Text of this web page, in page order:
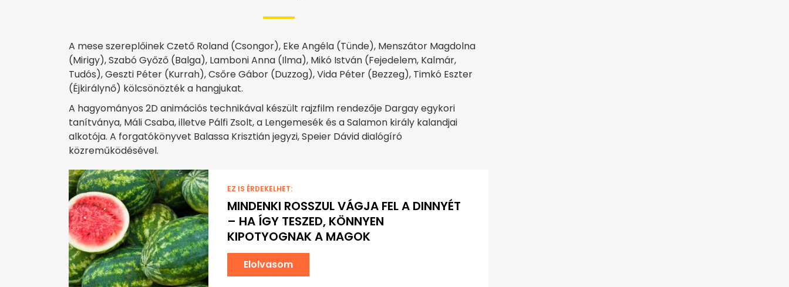
A mese szereplőinek Czető Roland (Csongor), Eke Angéla (Tünde), Menszátor Magdolna
(Mirigy), Szabó Győző (Balga), Lamboni Anna (Ilma), Mikó István (Fejedelem, Kalmár,
Tudós), Geszti Péter (Kurrah), Csőre Gábor (Duzzog), Vida Péter (Bezzeg), Timkó Eszter
(Éjkirálynő) kölcsönözték a hangjukat.
A hagyományos 2D animációs technikával készült rajzfilm rendezője Dargay egykori
tanítványa, Máli Csaba, illetve Pálfi Zsolt, a Lengemesék és a Salamon király kalandjai
alkotója. A forgatókönyvet Balassa Krisztián jegyzi, Speier Dávid dialógíró
közreműködésével.
EZ IS ÉRDEKELHET:
MINDENKI ROSSZUL VÁGJA FEL A DINNYÉT
– HA ÍGY TESZED, KÖNNYEN
KIPOTYOGNAK A MAGOK
Elolvasom